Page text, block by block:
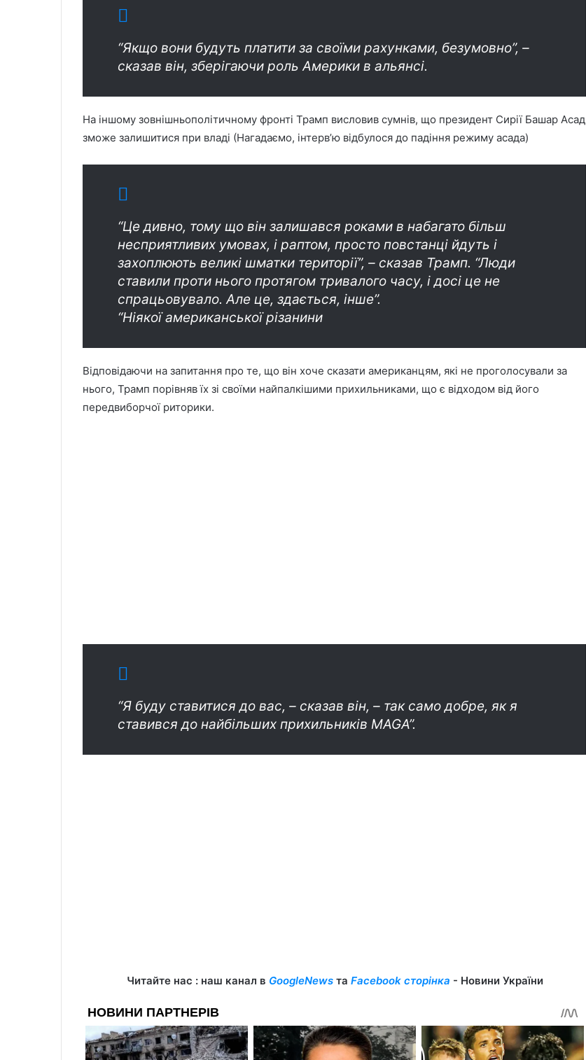
“Якщо вони будуть платити за своїми рахунками, безумовно”, –
сказав він, зберігаючи роль Америки в альянсі.
На іншому зовнішньополітичному фронті Трамп висловив сумнів, що президент Сирії Башар Асад
зможе залишитися при владі (Нагадаємо, інтерв’ю відбулося до падіння режиму асада)
“Це дивно, тому що він залишався роками в набагато більш
несприятливих умовах, і раптом, просто повстанці йдуть і
захоплюють великі шматки території”, – сказав Трамп. “Люди
ставили проти нього протягом тривалого часу, і досі це не
спрацьовувало. Але це, здається, інше”.
“Ніякої американської різанини
Відповідаючи на запитання про те, що він хоче сказати американцям, які не проголосували за
нього, Трамп порівняв їх зі своїми найпалкішими прихильниками, що є відходом від його
передвиборчої риторики.
“Я буду ставитися до вас, – сказав він, – так само добре, як я
ставився до найбільших прихильників MAGA”.
Читайте нас : наш канал в GoogleNewsта Facebook сторінка - Новини України